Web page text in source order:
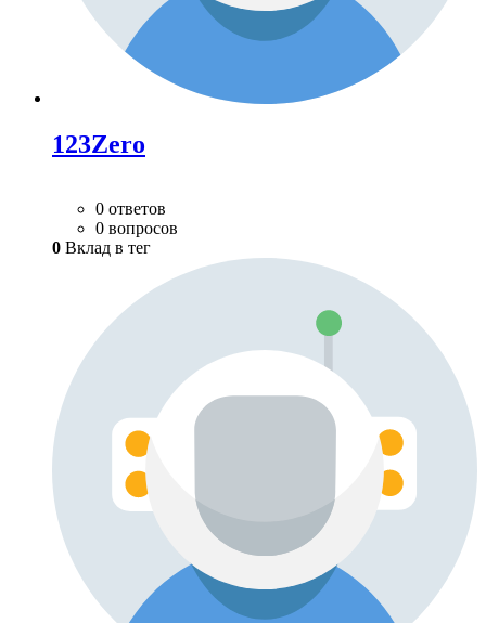
123Zero
0 ответов
0 вопросов
0 Вклад в тег